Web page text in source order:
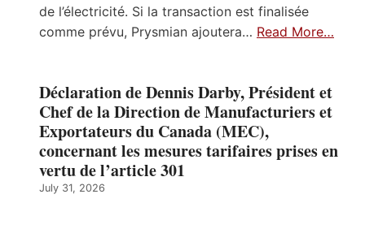
de l’électricité. Si la transaction est finalisée
comme prévu, Prysmian ajoutera… Read More…
Déclaration de Dennis Darby, Président et
Chef de la Direction de Manufacturiers et
Exportateurs du Canada (MEC),
concernant les mesures tarifaires prises en
vertu de l’article 301
July 31, 2026